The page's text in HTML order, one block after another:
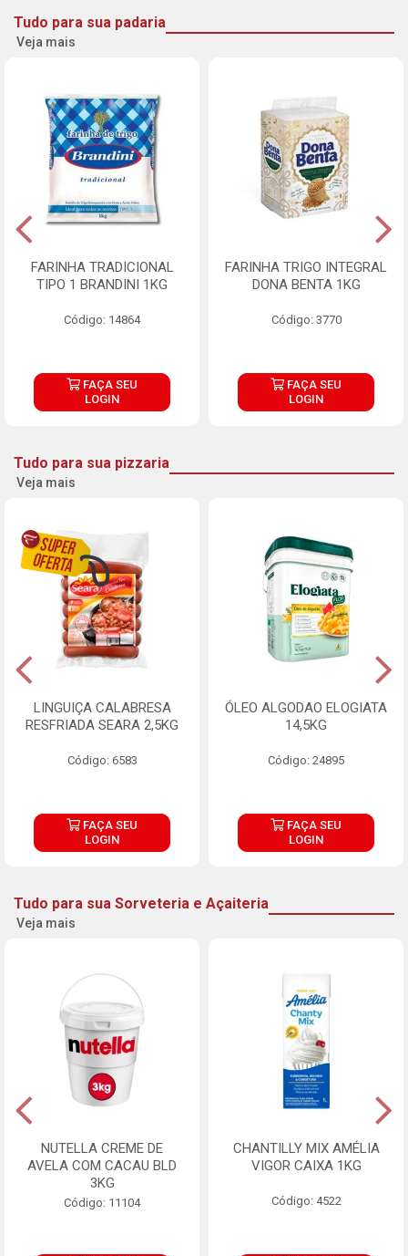
Tudo para sua padaria
Veja mais
FARINHA TRADICIONAL
TIPO 1 BRANDINI 1KG
Código: 14864
FAÇA SEU
LOGIN
FARINHA TRIGO INTEGRAL
DONA BENTA 1KG
Código: 3770
FAÇA SEU
LOGIN
Tudo para sua pizzaria
Veja mais
LINGUIÇA CALABRESA
RESFRIADA SEARA 2,5KG
Código: 6583
FAÇA SEU
LOGIN
ÓLEO ALGODAO ELOGIATA
14,5KG
Código: 24895
FAÇA SEU
LOGIN
Tudo para sua Sorveteria e Açaiteria
Veja mais
NUTELLA CREME DE
AVELA COM CACAU BLD
3KG
Código: 11104
CHANTILLY MIX AMÉLIA
VIGOR CAIXA 1KG
Código: 4522